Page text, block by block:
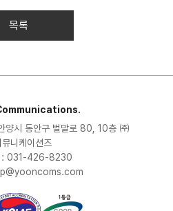
목록
양시 동안구 벌말로 80, 10층 ㈜
뮤니케이션즈
: 031-426-8230